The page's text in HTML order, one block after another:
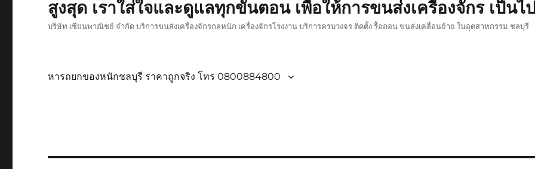
สูงสุด เราใส่ใจและดูแลทุกขั้นตอน เพื่อให้การขนส่งเครื่องจักร เป็นไ
บริษัท เซียนพาณิชย์ จำกัด บริการขนส่งเครื่องจักรกลหนัก เครื่องจักรโรงงาน บริการครบวงจร ติดตั้ง รื้อถอน ขนส่งเคลื่อนย้าย ในอุตสาหกรรม ชลบุรี
หารถยกของหนักชลบุรี ราคาถูกจริง โทร 0800884800